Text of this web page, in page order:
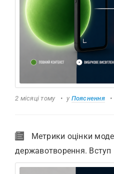
2 місяці тому у Пояснення
Метрики оцінки
державотворення. Вступ